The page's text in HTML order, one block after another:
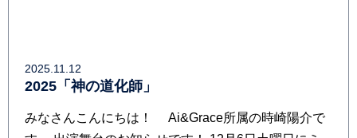
2025.11.12
2025「神の道化師」
みなさんこんにちは！ Ai&Grace所属の時崎陽介で